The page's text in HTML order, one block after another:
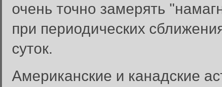
очень точно замерять
при периодических
суток.
Американские и канадские